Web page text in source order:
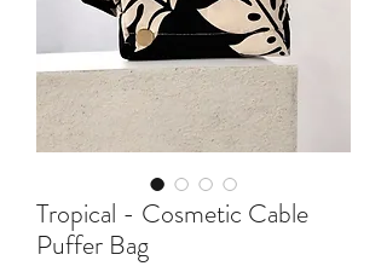
Tropical - Cosmetic Cable
Puffer Bag